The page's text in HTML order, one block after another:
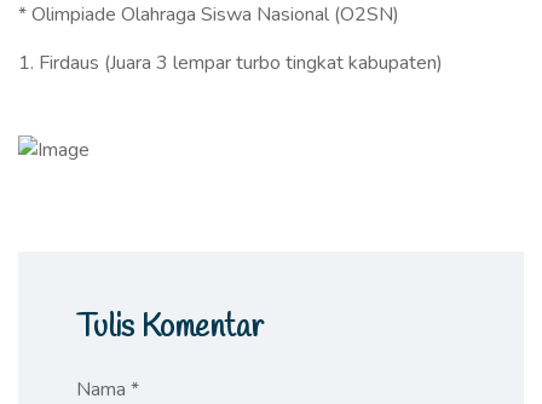
* Olimpiade Olahraga Siswa Nasional (O2SN)
1. Firdaus (Juara 3 lempar turbo tingkat kabupaten)
Tulis Komentar
Nama *